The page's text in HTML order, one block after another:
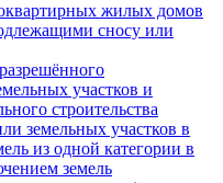
жилых домов
сносу или
участков и
строительства
земельных участков в
из одной категории в
земель